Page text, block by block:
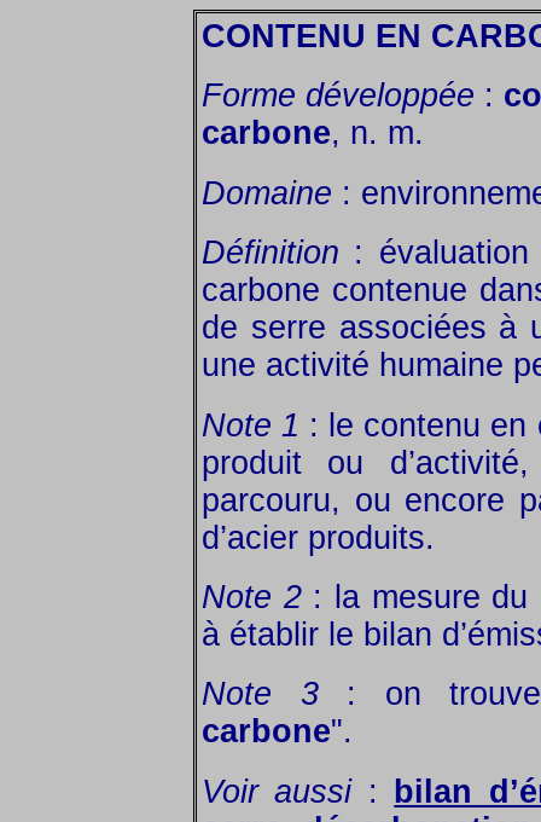
CONTENU EN
Forme développée :
carbone, n. m.
Domaine :
Définition :
carbone contenue
de serre associées à
une activité humaine
Note 1 : le contenu en
produit ou
parcouru, ou encore
d’acier produits.
Note 2: la mesure du
à établir le bilan
Note 3: on
carbone".
Voir aussi :
bilan